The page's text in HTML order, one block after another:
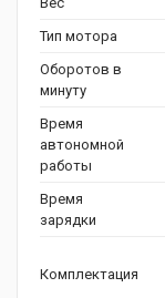
Тип мотора
Оборотов в
минуту
Время
автономной
работы
Время
зарядки
Комплектация